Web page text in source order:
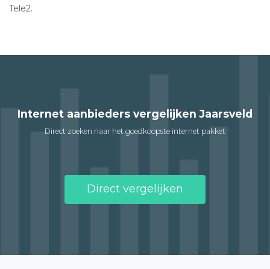
Tele2.
Internet aanbieders vergelijken Jaarsveld
Direct zoeken naar het goedkoopste internet pakket
Direct vergelijken